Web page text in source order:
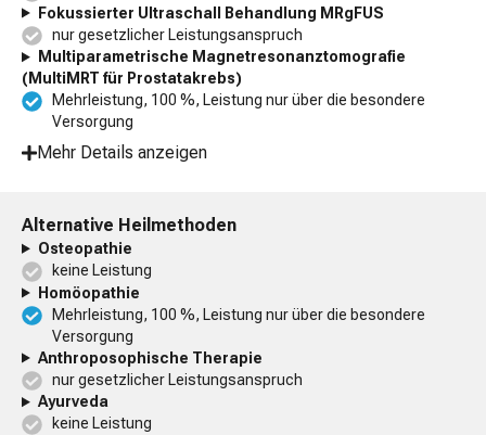
Fokussierter Ultraschall Behandlung MRgFUS
nur gesetzlicher Leistungsanspruch
Multiparametrische Magnetresonanztomografie
(MultiMRT für Prostatakrebs)
Mehrleistung, 100 %, Leistung nur über die besondere
Versorgung
Mehr Details anzeigen
Alternative Heilmethoden
Osteopathie
keine Leistung
Homöopathie
Mehrleistung, 100 %, Leistung nur über die besondere
Versorgung
Anthroposophische Therapie
nur gesetzlicher Leistungsanspruch
Ayurveda
keine Leistung